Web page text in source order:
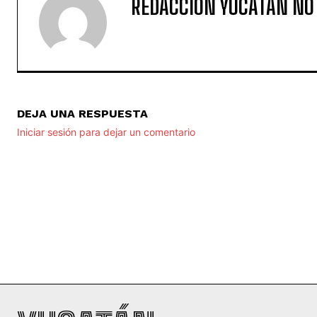
REDACCIÓN YUCATAN
DEJA UNA RESPUESTA
Iniciar sesión para dejar un comentario